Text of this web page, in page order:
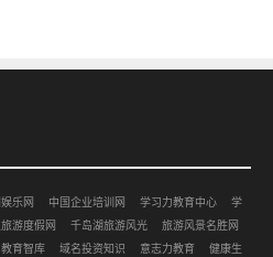
乐网 中国企业培训网 学习力教育中心
学
游度假网 千岛湖旅游风光
旅游风景名胜网
育智库 域名投资知识 意志力教育
健康生